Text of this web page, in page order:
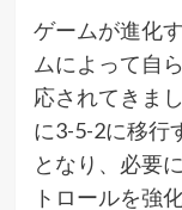
ゲームが進化
ムによって自
応されてきま
に3-5-2に移行
となり、必要
トロールを強